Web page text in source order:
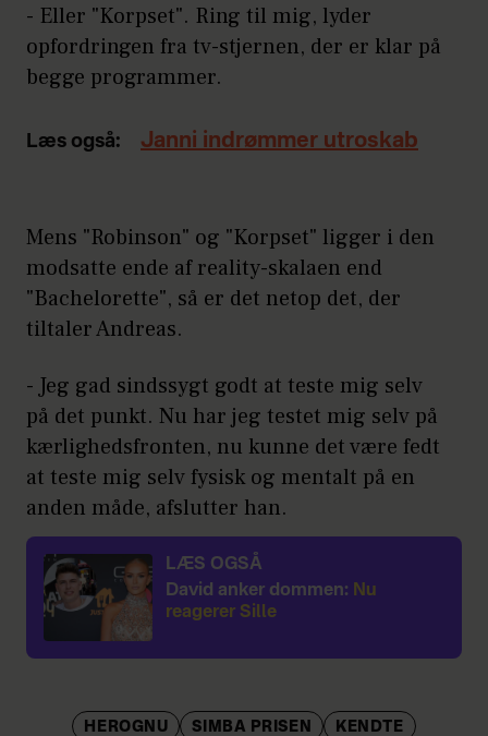
- Eller "Korpset". Ring til mig, lyder
opfordringen fra tv-stjernen, der er klar på
begge programmer.
Læs også: Janni indrømmer utroskab
Mens "Robinson" og "Korpset" ligger i den
modsatte ende af reality-skalaen end
"Bachelorette", så er det netop det, der
tiltaler Andreas.
- Jeg gad sindssygt godt at teste mig selv
på det punkt. Nu har jeg testet mig selv på
kærlighedsfronten, nu kunne det være fedt
at teste mig selv fysisk og mentalt på en
anden måde, afslutter han.
LÆS OGSÅ
David anker dommen: Nu
reagerer Sille
HEROGNU SIMBA PRISEN KENDTE